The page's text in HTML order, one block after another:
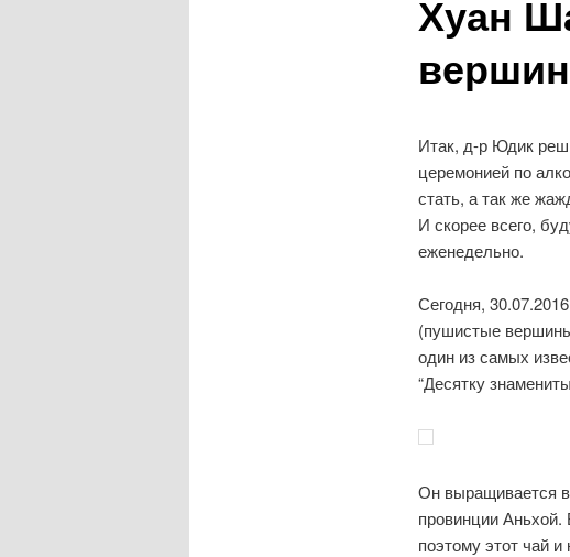
Хуан
Итак, д-р Юдик
церемонией по
стать, а так же
И скорее всего,
еженедельно.
Сегодня,
(пушистые
один из самых
“Десятку
Он выращивается в
провинции
поэтому этот чай